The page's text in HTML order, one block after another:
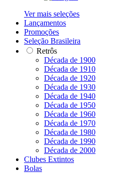
Ver mais seleções
Lançamentos
Promoções
Seleção Brasileira
Retrôs
Década de 1900
Década de 1910
Década de 1920
Década de 1930
Década de 1940
Década de 1950
Década de 1960
Década de 1970
Década de 1980
Década de 1990
Década de 2000
Clubes Extintos
Bolas